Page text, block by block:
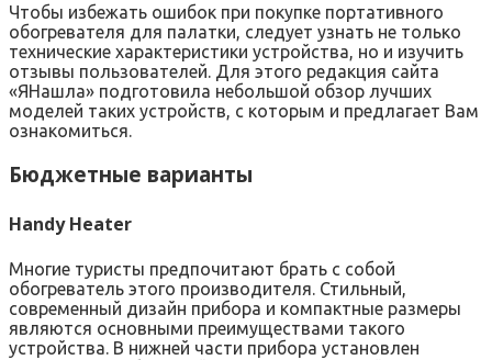
Чтобы избежать ошибок при покупке портативного
обогревателя для палатки, следует узнать не только
технические характеристики устройства, но и изучить
отзывы пользователей. Для этого редакция сайта
«ЯНашла» подготовила небольшой обзор лучших
моделей таких устройств, с которым и предлагает Вам
ознакомиться.
Бюджетные варианты
Handy Heater
Многие туристы предпочитают брать с собой
обогреватель этого производителя. Стильный,
современный дизайн прибора и компактные размеры
являются основными преимуществами такого
устройства. В нижней части прибора установлен